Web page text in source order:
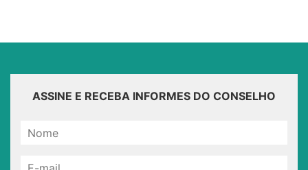
ASSINE E RECEBA INFORMES DO CONSELHO